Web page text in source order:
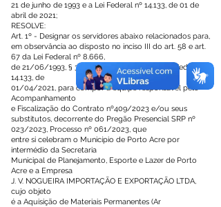
21 de junho de 1993 e a Lei Federal nº 14.133, de 01 de
abril de 2021;
RESOLVE:
Art. 1º - Designar os servidores abaixo relacionados para,
em observância ao disposto no inciso III do art. 58 e art.
67 da Lei Federal nº 8.666,
de 21/06/1993, § 3º do art. 7º e art. 117, da Lei Federal nº
14.133, de
01/04/2021, para compor a equipe responsável pelo
Acompanhamento
e Fiscalização do Contrato nº409/2023 e/ou seus
substitutos, decorrente do Pregão Presencial SRP nº
023/2023, Processo nº 061/2023, que
entre si celebram o Município de Porto Acre por
intermédio da Secretaria
Municipal de Planejamento, Esporte e Lazer de Porto
Acre e a Empresa
J. V. NOGUEIRA IMPORTAÇÃO E EXPORTAÇÃO LTDA,
cujo objeto
é a Aquisição de Materiais Permanentes (Ar